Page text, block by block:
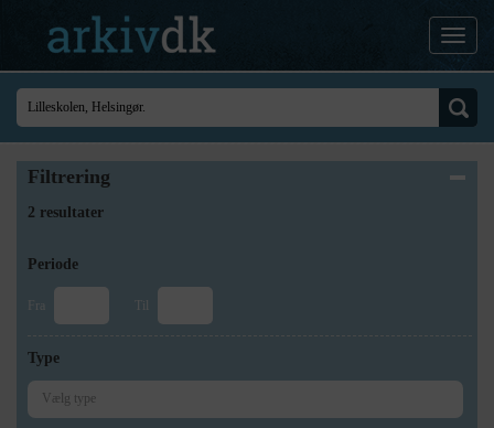
Filtrering
2 resultater
Periode
Fra Til
Type